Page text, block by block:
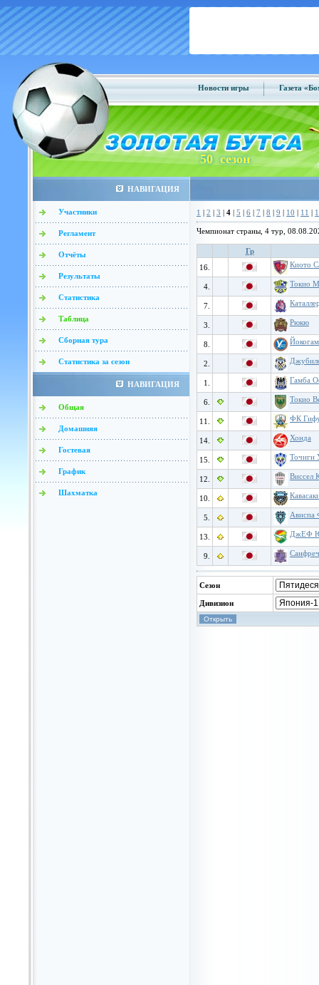
Новости игры Газета
50 сезон
НАВИГАЦИЯ
Участники
Регламент
Отчёты
Результаты
Статистика
Таблица
Сборная тура
Статистика за сезон
НАВИГАЦИЯ
Общая
Домашняя
Гостевая
График
Шахматка
1 | 2 | 3 | 4 | 5 | 6 | 7 | 8 | 9 | 10 | 11 |
Чемпионат страны, 4 тур,
Гр
16.
Киото
4. Токио
7.
3. Рюкю
8.
2.
1. Гамба
6. Токио
11. ФК
14. Хонда
15. Точиги
12. Виссел
10.
5. Ависпа
13. ДжЕФ
9.
Сезон
Дивизион